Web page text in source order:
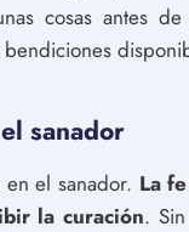
cosas antes
sanador
el sanador. La
la curación.